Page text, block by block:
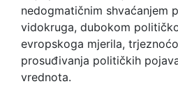
nedogmatičnim shvaćanjem
vidokruga, dubokom
evropskoga mjerila,
prosuđivanja političkih
vrednota.